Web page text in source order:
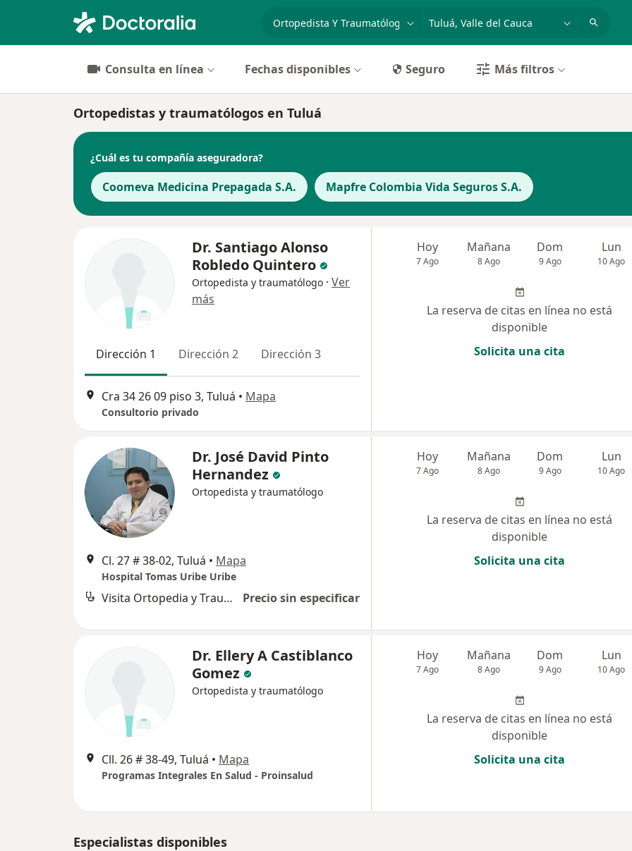
especialidad, enfermedad o nombrep. ej. Bogotá
Consulta en línea Fechas disponibles Seguro Más filtros
Ortopedistas y traumatólogos en Tuluá
¿Cuál es tu compañía aseguradora?
Coomeva Medicina Prepagada S.A. Mapfre Colombia Vida Seguros S.A.
Dr. Santiago Alonso
Robledo Quintero
Ortopedista y traumatólogo · Ver
más
Dirección 1 Dirección 2 Dirección 3
Cra 34 26 09 piso 3, Tuluá • Mapa
Consultorio privado
Hoy
7 Ago
Mañana
8 Ago
Dom
9 Ago
Lun
10 Ago
La reserva de citas en línea no está
disponible
Solicita una cita
Dr. José David Pinto
Hernandez
Ortopedista y traumatólogo
Cl. 27 # 38-02, Tuluá • Mapa
Hospital Tomas Uribe Uribe
Visita Ortopedia y Traumatología Precio sin especificar
Hoy
7 Ago
Mañana
8 Ago
Dom
9 Ago
Lun
10 Ago
La reserva de citas en línea no está
disponible
Solicita una cita
Dr. Ellery A Castiblanco
Gomez
Ortopedista y traumatólogo
Cll. 26 # 38-49, Tuluá • Mapa
Programas Integrales En Salud - Proinsalud
Hoy
7 Ago
Mañana
8 Ago
Dom
9 Ago
Lun
10 Ago
La reserva de citas en línea no está
disponible
Solicita una cita
Especialistas disponibles